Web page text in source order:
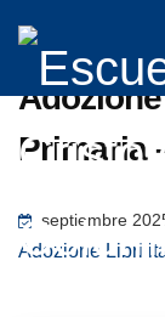
Primaria
septiembre
Adozione Libri